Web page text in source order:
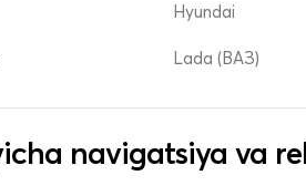
Hyundai
Lada (ВАЗ)
navigatsiya va